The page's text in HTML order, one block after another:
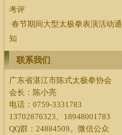
考评
·春节期间大型太极拳表演活动通
知
联系我们
广东省湛江市陈式太极拳协会
会长：陈小亮
电话：0759-3331783
13702876323、18948001783
QQ群：24884509。微信公众